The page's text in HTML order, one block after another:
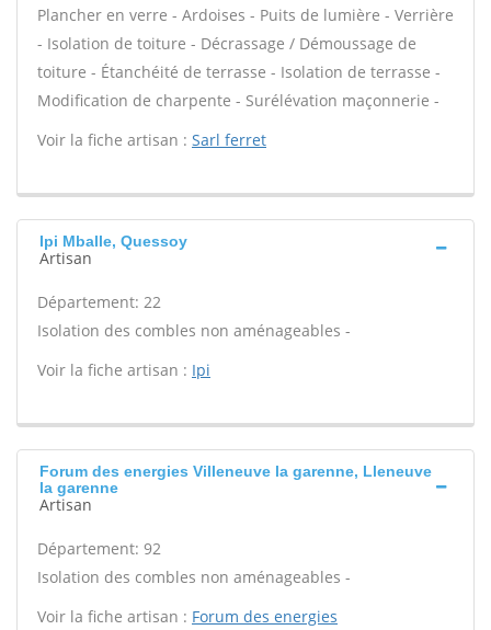
Plancher en verre - Ardoises - Puits de lumière - Verrière
- Isolation de toiture - Décrassage / Démoussage de
toiture - Étanchéité de terrasse - Isolation de terrasse -
Modification de charpente - Surélévation maçonnerie -
Voir la fiche artisan : Sarl ferret
Ipi Mballe, Quessoy
Artisan
Département: 22
Isolation des combles non aménageables -
Voir la fiche artisan : Ipi
Forum des energies Villeneuve la garenne, Lleneuve
la garenne
Artisan
Département: 92
Isolation des combles non aménageables -
Voir la fiche artisan : Forum des energies